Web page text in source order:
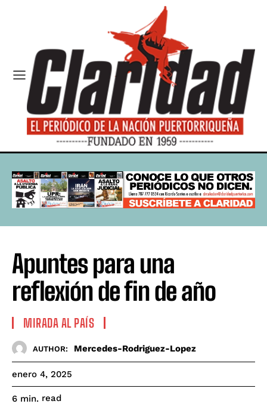
Apuntes para una
reflexión de fin de año
MIRADA AL PAÍS
AUTHOR: Mercedes-Rodriguez-Lopez
enero 4, 2025
6 min. read